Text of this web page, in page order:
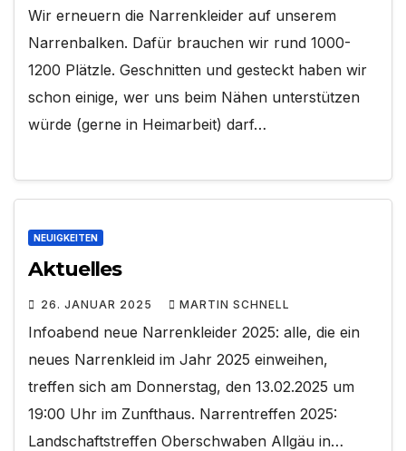
Wir erneuern die Narrenkleider auf unserem
Narrenbalken. Dafür brauchen wir rund 1000-
1200 Plätzle. Geschnitten und gesteckt haben wir
schon einige, wer uns beim Nähen unterstützen
würde (gerne in Heimarbeit) darf…
NEUIGKEITEN
Aktuelles
26. JANUAR 2025 MARTIN SCHNELL
Infoabend neue Narrenkleider 2025: alle, die ein
neues Narrenkleid im Jahr 2025 einweihen,
treffen sich am Donnerstag, den 13.02.2025 um
19:00 Uhr im Zunfthaus. Narrentreffen 2025:
Landschaftstreffen Oberschwaben Allgäu in…